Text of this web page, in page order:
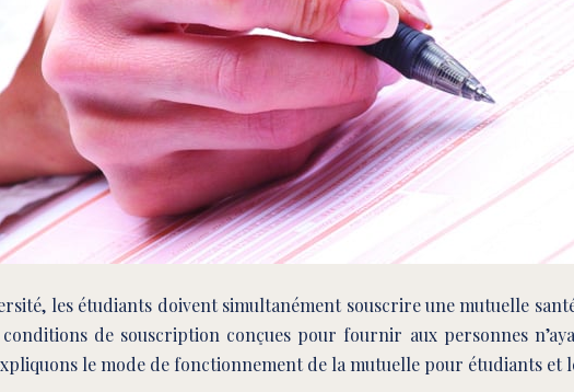
les étudiants doivent simultanément souscrire une mutuelle
de souscription conçues pour fournir aux personnes
le mode de fonctionnement de la mutuelle pour étudiants et